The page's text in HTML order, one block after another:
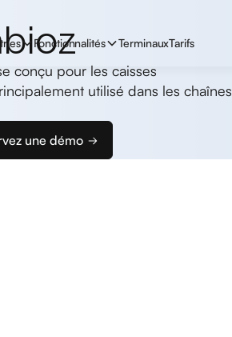
Fonctionnalités TerminauxTarifs
conçu pour les caisses
utilisé dans les chaînes
une démo